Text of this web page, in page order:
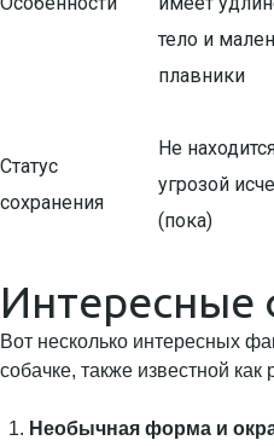
тело и
плавники
Статус
сохранения
Не
угрозой
(пока)
Интересные
Вот несколько интересных
собачке, также известной как
Необычная форма и